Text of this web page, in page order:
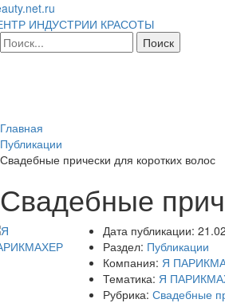
ИНДУСТРИИ КРАСОТЫ
Главная
Публикации
Свадебные прически для коротких волос
Свадебные
Дата публикации:
Раздел: Публикации
Компания: Я
Тематика: Я
Рубрика: Свадебные